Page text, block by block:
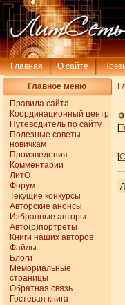
Главная О сайте
Главное меню
Правила сайта
Координационный центр
Путеводитель по сайту
Полезные советы
новичкам
Произведения
Комментарии
ЛитО
Форум
Текущие конкурсы
Авторские анонсы
Избранные авторы
Авто(р)портреты
Книги наших авторов
Файлы
Блоги
Мемориальные
страницы
Обратная связь
Гостевая книга
[
[